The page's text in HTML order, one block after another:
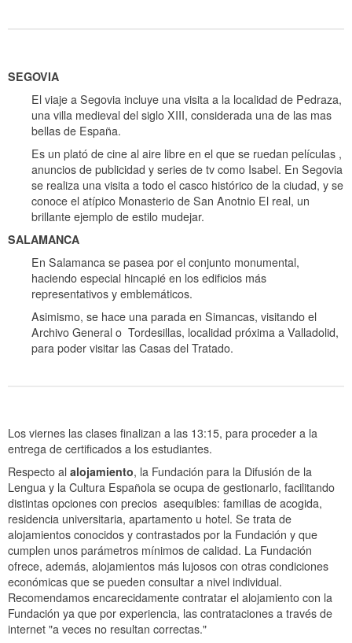
SEGOVIA
El viaje a Segovia incluye una visita a la localidad de Pedraza,
una villa medieval del siglo XIII, considerada una de las mas
bellas de España.
Es un plató de cine al aire libre en el que se ruedan películas ,
anuncios de publicidad y series de tv como Isabel. En Segovia
se realiza una visita a todo el casco histórico de la ciudad, y se
conoce el atípico Monasterio de San Anotnio El real, un
brillante ejemplo de estilo mudejar.
SALAMANCA
En Salamanca se pasea por el conjunto monumental,
haciendo especial hincapié en los edificios más
representativos y emblemáticos.
Asimismo, se hace una parada en Simancas, visitando el
Archivo General o Tordesillas, localidad próxima a Valladolid,
para poder visitar las Casas del Tratado.
Los viernes las clases finalizan a las 13:15, para proceder a la
entrega de certificados a los estudiantes.
Respecto al alojamiento, la Fundación para la Difusión de la
Lengua y la Cultura Española se ocupa de gestionarlo, facilitando
distintas opciones con precios asequibles: familias de acogida,
residencia universitaria, apartamento u hotel. Se trata de
alojamientos conocidos y contrastados por la Fundación y que
cumplen unos parámetros mínimos de calidad. La Fundación
ofrece, además, alojamientos más lujosos con otras condiciones
económicas que se pueden consultar a nivel individual.
Recomendamos encarecidamente contratar el alojamiento con la
Fundación ya que por experiencia, las contrataciones a través de
internet "a veces no resultan correctas."